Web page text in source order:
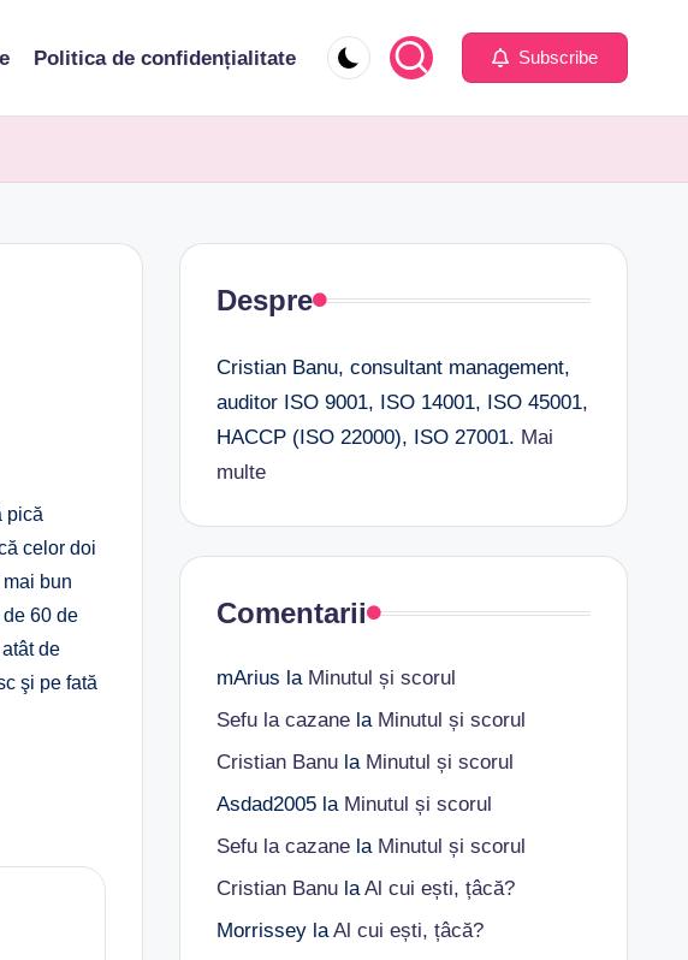
Politica de confidențialitate Subscribe
pică
celor doi
bun
60 de
de
şi pe fată
Despre
Cristian Banu, consultant management,
auditor ISO 9001, ISO 14001, ISO 45001,
HACCP (ISO 22000), ISO 27001. Mai
multe
Comentarii
mArius la Minutul și scorul
Sefu la cazanela Minutul și scorul
Cristian Banula Minutul și scorul
Asdad2005la Minutul și scorul
Sefu la cazanela Minutul și scorul
Cristian BanulaAl cui ești, țâcă?
MorrisseylaAl cui ești, țâcă?